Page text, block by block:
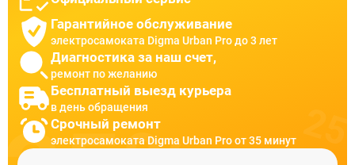
Гарантийное обслуживание
электросамоката Digma Urban Pro до 3 лет
Диагностика за наш счет,
ремонт по желанию
Бесплатный выезд курьера
в день обращения
Срочный ремонт
электросамоката Digma Urban Pro от 35 минут